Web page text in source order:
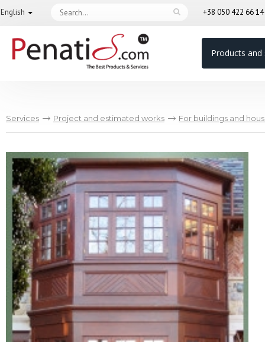
English +38 050 422 66 14
Products and
Services Project and estimated works For buildings and